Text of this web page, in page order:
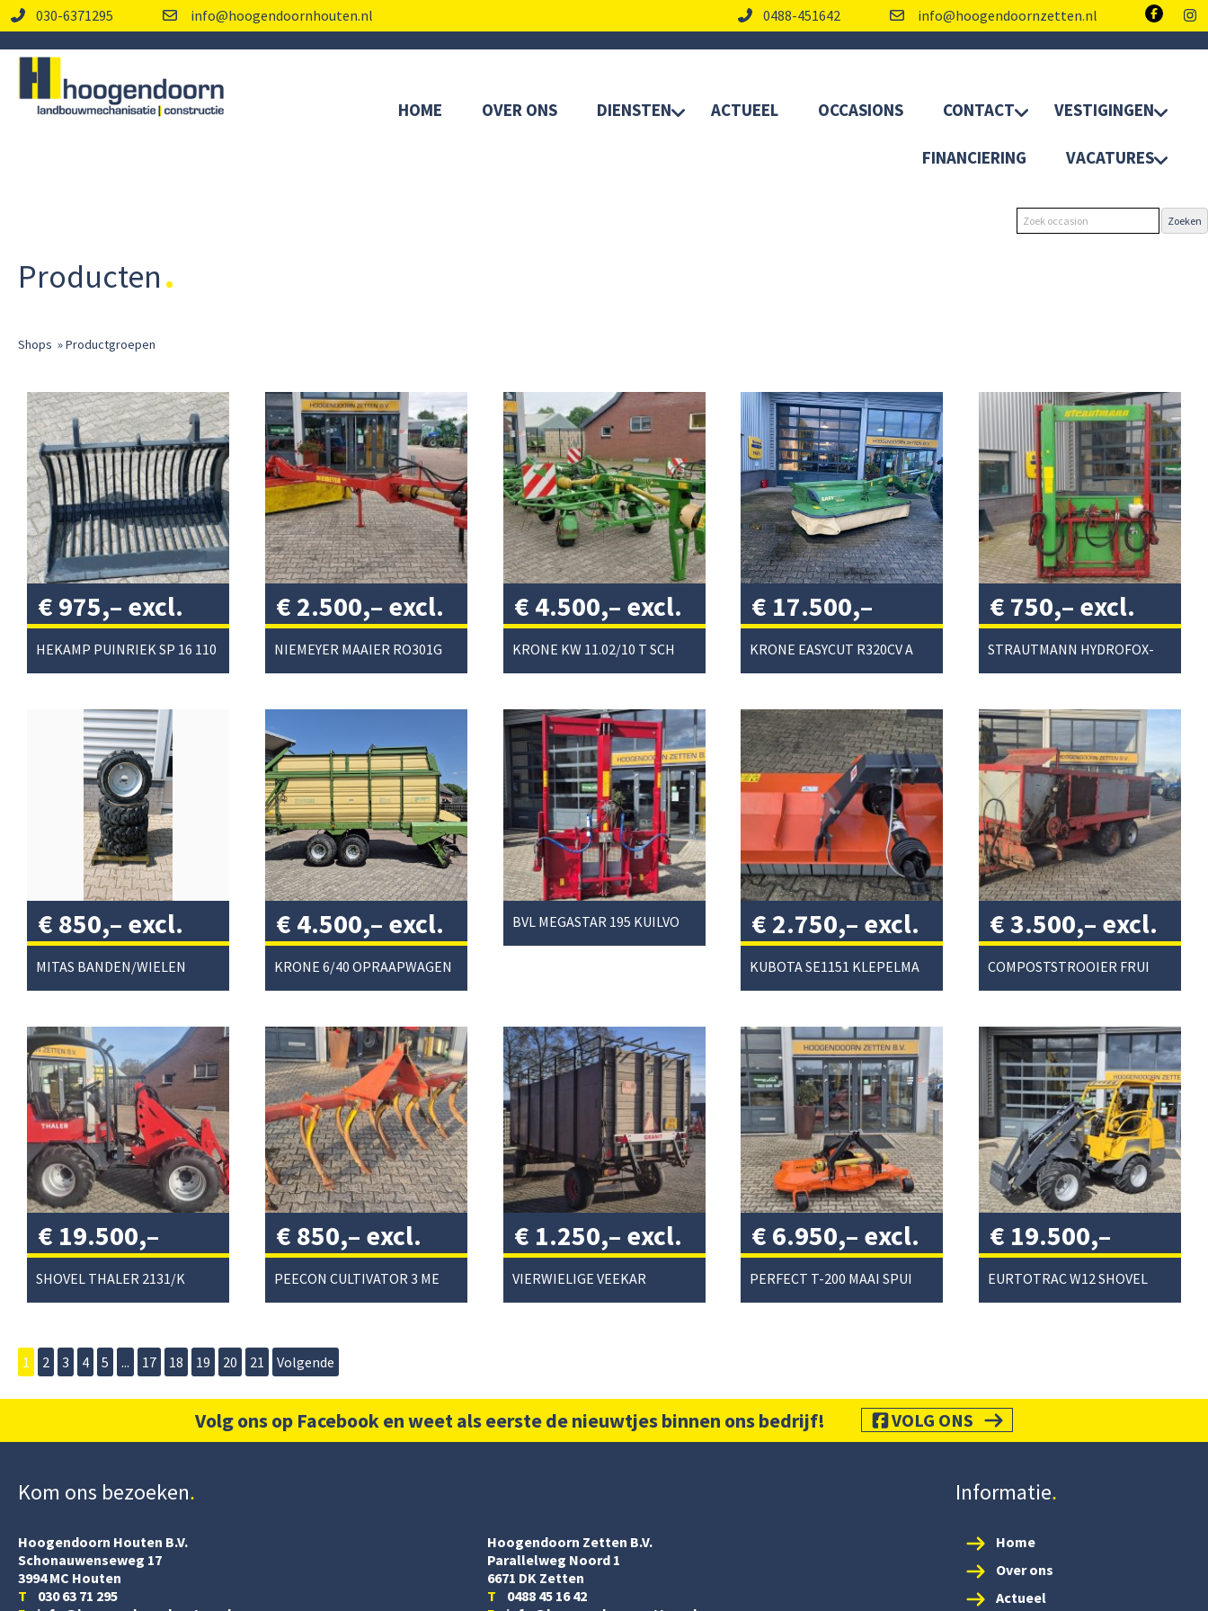
030-6371295 info@hoogendoornhouten.nl 0488-451642 info@hoogendoornzetten.nl
HOME OVER ONS DIENSTEN ACTUEEL OCCASIONS CONTACT VESTIGINGEN
FINANCIERING VACATURES
Producten
Shops »Productgroepen
HEKAMP PUINRIEK SP 16 110
€ 975,– excl.
btw/ NIEMEYER MAAIER RO301G
€ 2.500,– excl.
btw/
€ 4.500,– excl.
btw/
€ 17.500,–
excl. btw/
€ 750,– excl.
btw/
MITAS BANDEN/WIELEN
€ 850,– excl.
btw/ KRONE 6/40 OPRAAPWAGEN
€ 4.500,– excl.
btw/
€ 2.750,– excl.
btw/
€3.500,– excl.
btw/
SHOVEL THALER 2131/K
€ 19.500,–
excl. btw/
€ 850,– excl.
btw/ VIERWIELIGE VEEKAR
€ 1.250,– excl.
btw/
€ 6.950,– excl.
btw/ EURTOTRAC W12 SHOVEL
€ 19.500,–
excl. btw/
1 2 3 4 5 ... 17 18 19 20 21 Volgende
Volg ons op Facebook en weet als eerste de nieuwtjes binnen ons bedrijf! VOLG ONS
Kom ons bezoeken
Hoogendoorn Houten B.V.
Schonauwenseweg 17
3994 MC Houten
T 030 63 71 295
Hoogendoorn Zetten B.V.
Parallelweg Noord 1
6671 DK Zetten
T 0488 45 16 42
Informatie
Home
Over ons
Actueel